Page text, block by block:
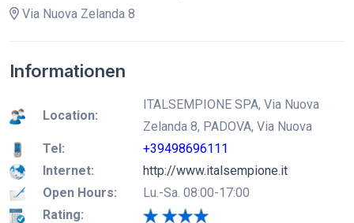
Via Nuova Zelanda 8
Informationen
Location:
ITALSEMPIONE SPA, Via Nuova
Zelanda 8, PADOVA, Via Nuova
Tel:
+39498696111
Internet:
http://www.italsempione.it
Open Hours:
Lu.-Sa. 08:00-17:00
Rating: